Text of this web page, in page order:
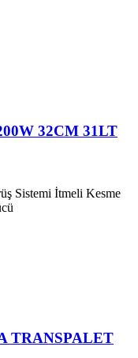
32CM 31LT
Sistemi İtmeli Kesme
TRANSPALET